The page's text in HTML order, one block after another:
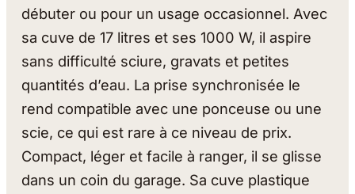
débuter ou pour un usage occasionnel. Avec
sa cuve de 17 litres et ses 1000 W, il aspire
sans difficulté sciure, gravats et petites
quantités d’eau. La prise synchronisée le
rend compatible avec une ponceuse ou une
scie, ce qui est rare à ce niveau de prix.
Compact, léger et facile à ranger, il se glisse
dans un coin du garage. Sa cuve plastique